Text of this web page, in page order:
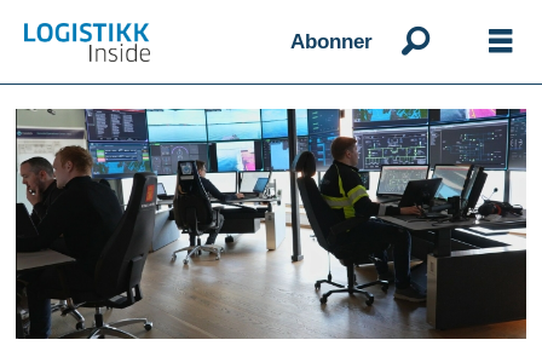
Abonner
Emne:
imo